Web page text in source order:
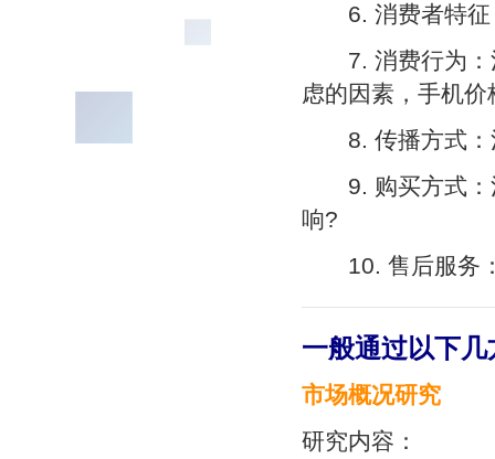
6. 消费者特征
7. 消费行为：
虑的因素，手机
8. 传播方式：
9. 购买方式：
响?
10. 售后服务：
一般通过以下
市场概况研究
研究内容：